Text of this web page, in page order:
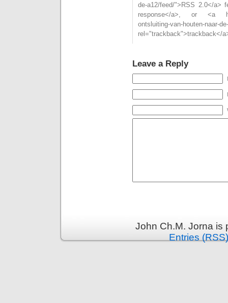
de-a12/feed/">RSS 2.0</a>
response</a>, or <a
ontsluiting-van-houten-naar-
rel="trackback">trackback</
Leave a Reply
John Ch.M. Jorna
Entries (RSS)